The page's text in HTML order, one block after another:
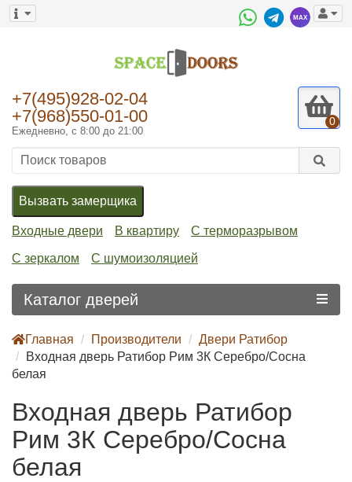
+7(495)928-02-04
+7(968)550-01-00
Ежедневно, с 8:00 до 21:00
0
Вызвать замерщика
Входные двери В квартиру С терморазрывом
С зеркалом С шумоизоляцией
Каталог дверей
Главная Производители
Двери Ратибор
Входная дверь Ратибор Рим 3К Серебро/Сосна
белая
Входная дверь Ратибор
Рим 3К Серебро/Сосна
белая